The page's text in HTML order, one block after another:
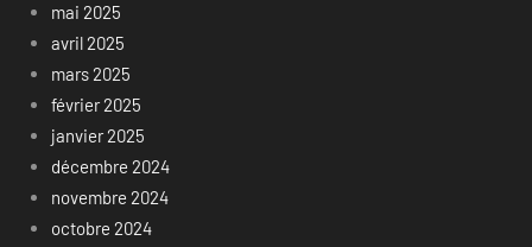
mai 2025
avril 2025
mars 2025
février 2025
janvier 2025
décembre 2024
novembre 2024
octobre 2024